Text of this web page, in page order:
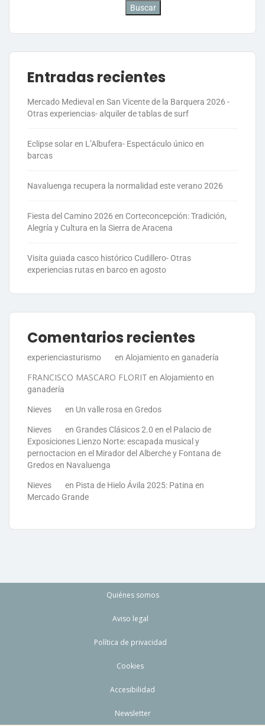
Buscar
Entradas recientes
Mercado Medieval en San Vicente de la Barquera 2026 -
Otras experiencias- alquiler de tablas de surf
Eclipse solar en L’Albufera- Espectáculo único en
barcas
Navaluenga recupera la normalidad este verano 2026
Fiesta del Camino 2026 en Corteconcepción: Tradición,
Alegría y Cultura en la Sierra de Aracena
Visita guiada casco histórico Cudillero- Otras
experiencias rutas en barco en agosto
Comentarios recientes
experienciasturismo en Alojamiento en ganadería
FRANCISCO MASCARO FLORIT en Alojamiento en
ganadería
Nieves en Un valle rosa en Gredos
Nieves en Grandes Clásicos 2.0 en el Palacio de
Exposiciones Lienzo Norte: escapada musical y
pernoctacion en el Mirador del Alberche y Fontana de
Gredos en Navaluenga
Nieves en Pista de Hielo Ávila 2025: Patina en
Mercado Grande
Quiénes somos
Aviso legal
Política de privacidad
Cookies
Accesibilidad
Newsletter